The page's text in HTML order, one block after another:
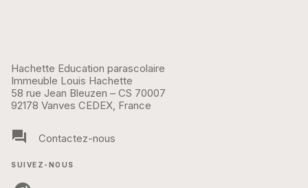
Hachette Education parascolaire
Immeuble Louis Hachette
58 rue Jean Bleuzen – CS 70007
92178 Vanves CEDEX, France
question_answer Contactez-nous
SUIVEZ-NOUS